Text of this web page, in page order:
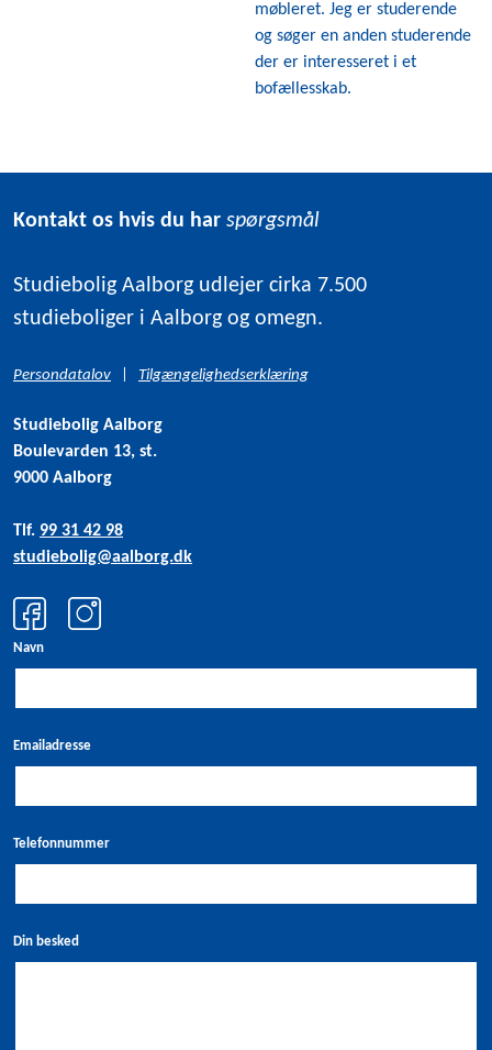
møbleret. Jeg er studerende
og søger en anden studerende
der er interesseret i et
bofællesskab.
Kontakt os hvis du har spørgsmål
Studiebolig Aalborg udlejer cirka 7.500
studieboliger i Aalborg og omegn.
Persondatalov Tilgængelighedserklæring
Studiebolig Aalborg
Boulevarden 13, st.
9000 Aalborg
Tlf. 99 31 42 98
studiebolig@aalborg.dk
Navn
Emailadresse
Telefonnummer
Din besked